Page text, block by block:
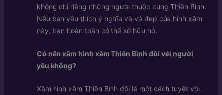
không chỉ riêng những người thuộc cung Thiên Bình.
Nếu bạn yêu thích ý nghĩa và vẻ đẹp của hình xăm
này, bạn hoàn toàn có thể sở hữu nó.
Có nên xăm hình xăm Thiên Bình đôi với người
yêu không?
Xăm hình xăm Thiên Bình đôi là một cách tuyệt vời